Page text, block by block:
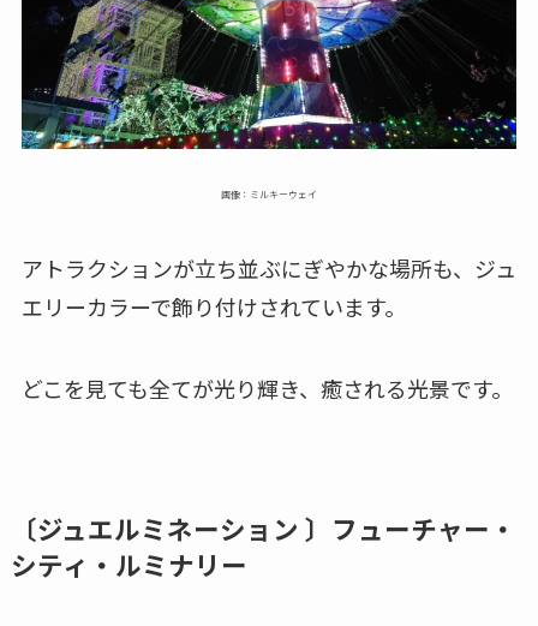
画像：ミルキーウェイ
アトラクションが立ち並ぶにぎやかな場所も、ジュ
エリーカラーで飾り付けされています。
どこを見ても全てが光り輝き、癒される光景です。
〔ジュエルミネーション 〕フューチャー・
シティ・ルミナリー